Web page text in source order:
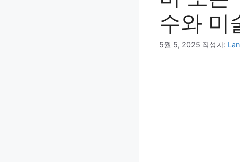
수와 미
5월 5, 2025 작성자: